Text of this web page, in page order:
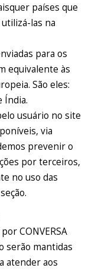
países que
las na
para os
equivalente às
São eles:
Índia.
usuário no site
via
prevenir o
por terceiros,
no uso das
CONVERSA
serão mantidas
atender aos